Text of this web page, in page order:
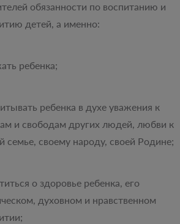
обязанности по воспитанию и
детей, а именно:
ребенка;
ребенка в духе уважения к
и свободам других людей, любви к
семье, своему народу, своей Родине;
о здоровье ребенка, его
духовном и нравственном